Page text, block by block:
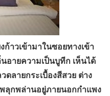
ก้าวเข้ามาในซอยทางเข้า
อายความเป็นบูทีก เห็นได้
ลายกระเบื้องสีสวย ต่าง
ลุกพล่านอยู่ภายนอกกำแพง